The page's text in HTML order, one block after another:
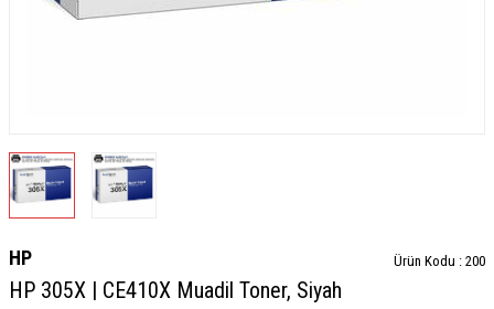
HP Ürün Kodu : 200
HP 305X | CE410X Muadil Toner, Siyah